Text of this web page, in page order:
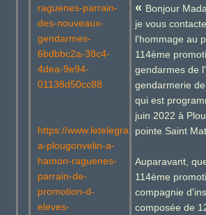
raguenes-parrain-
des-nouveaux-
gendarmes-
6bdbbc2a-38c4-
4dea-9e94-
01138d50cc88
https://www.letelegramme.fr/finistere/
a-plougonvelin-a-
hamon-raguenes-
parrain-de-
promotion-d-
eleves-
« Bonjour
je vous
l'hommage au
114ème
gendarmes de
gendarmerie
qui est
juin 2022 à
pointe Saint
Auparavant,
114ème
compagnie
composée de